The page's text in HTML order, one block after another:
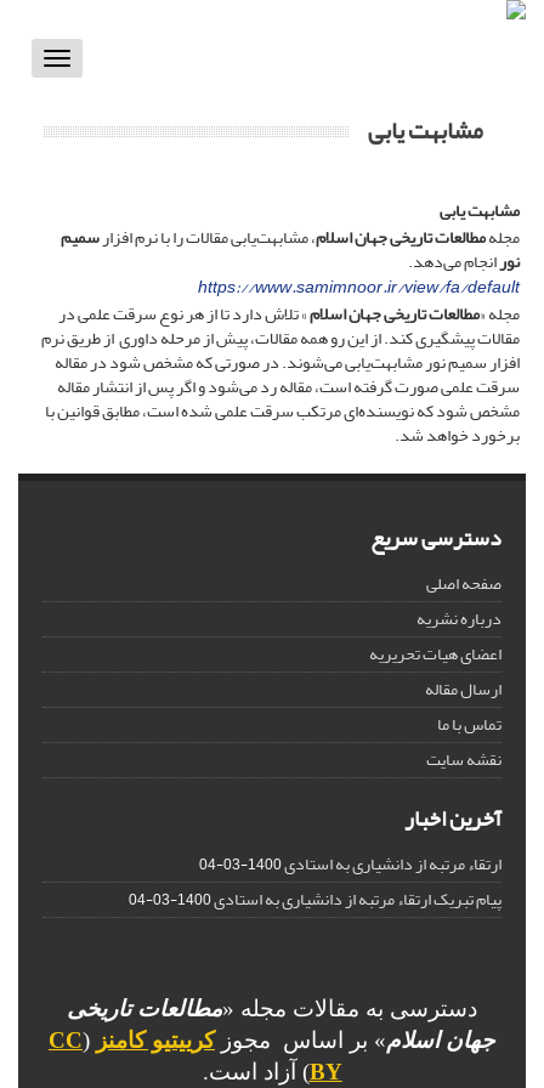
Toggle
مشابهت یابی
مشابهت یابی
مجلهمطالعات تاریخی جهان اسلام، مشابهت‌‌یابی مقالات را با نرم افزارسمیم
نورانجام می‌‌دهد.
https://www.samimnoor.ir/view/fa/default
مجله «مطالعات تاریخی جهان اسلام» تلاش دارد تا از هر نوع سرقت علمی در
مقالات پیشگیری کند. از این رو همه مقالات، پیش از مرحله داوری از طریق نرم
افزار سمیم نور مشابهت‌‌یابی می‌‌شوند. در صورتی که مشخص شود در مقاله
سرقت علمی صورت گرفته است، مقاله رد می‌‌شود و اگر پس از انتشار مقاله
مشخص شود که نویسنده‌‌ای مرتکب سرقت علمی شده است، مطابق قوانین با
برخورد خواهد شد.
دسترسی سریع
صفحه اصلی
درباره نشریه
اعضای هیات تحریریه
ارسال مقاله
تماس با ما
نقشه سایت
آخرین اخبار
ارتقاء مرتبه از دانشیاری به استادی1400-03-04
پیام تبریک ارتقاء مرتبه از دانشیاری به استادی1400-03-04
دسترسی به مقالات مجله «مطالعات تاریخی
جهان اسلام» بر اساس مجوزکرییتیو کامنز (
CC
BY) آزاد است.